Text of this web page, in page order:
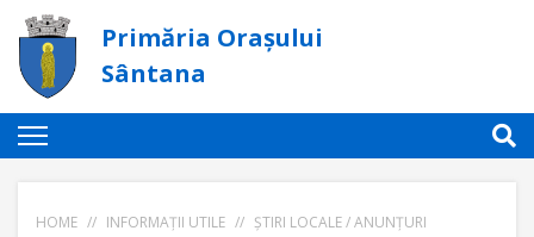
Primăria Orașului
Sântana
HOME // INFORMAȚII UTILE // ȘTIRI LOCALE / ANUNȚURI